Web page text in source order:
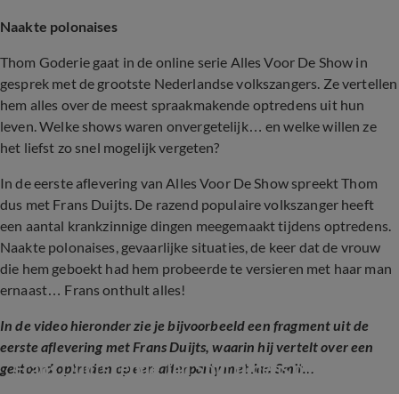
Naakte polonaises
Thom Goderie gaat in de online serie Alles Voor De Show in
gesprek met de grootste Nederlandse volkszangers. Ze vertellen
hem alles over de meest spraakmakende optredens uit hun
leven. Welke shows waren onvergetelijk… en welke willen ze
het liefst zo snel mogelijk vergeten?
In de eerste aflevering van Alles Voor De Show spreekt Thom
dus met Frans Duijts. De razend populaire volkszanger heeft
een aantal krankzinnige dingen meegemaakt tijdens optredens.
Naakte polonaises, gevaarlijke situaties, de keer dat de vrouw
die hem geboekt had hem probeerde te versieren met haar man
ernaast… Frans onthult alles!
In de video hieronder zie je bijvoorbeeld een fragment uit de
eerste aflevering met Frans Duijts, waarin hij vertelt over een
gestoord optreden op een afterparty met Jan Smit...
Frans Duijts redde Jan Smit tijdens plaspauze